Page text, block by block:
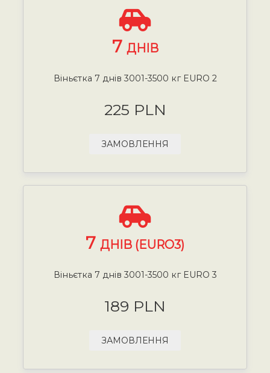
7 ДНІВ
Віньєтка 7 днів 3001-3500 кг EURO 2
225 PLN
ЗАМОВЛЕННЯ
7 ДНІВ (EURO3)
Віньєтка 7 днів 3001-3500 кг EURO 3
189 PLN
ЗАМОВЛЕННЯ